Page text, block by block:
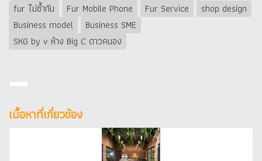
fur ไม่ซ้ำกัน
Fur Mobile Phone Fur Service
shop design
Business model
Business SME
SKG by v ห้าง Big C ดาวคนอง
เนื้อหาที่เกี่ยวข้อง